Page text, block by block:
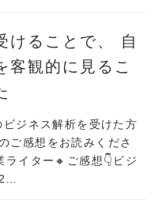
けることで、 自
客観的に見るこ
ジネス解析を受けた方
ご感想をお読みくださ
イター🔸ご感想👇ビジ